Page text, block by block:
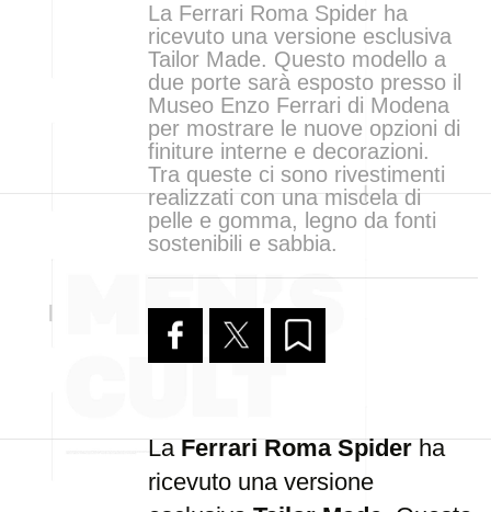
La Ferrari Roma Spider ha
ricevuto una versione esclusiva
Tailor Made. Questo modello a
due porte sarà esposto presso il
Museo Enzo Ferrari di Modena
per mostrare le nuove opzioni di
finiture interne e decorazioni.
Tra queste ci sono rivestimenti
realizzati con una miscela di
pelle e gomma, legno da fonti
sostenibili e sabbia.
LaFerrari Roma Spiderha
ricevuto una versione